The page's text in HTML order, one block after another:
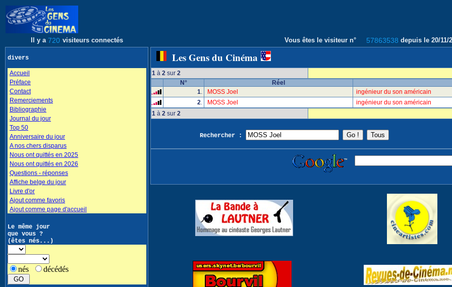
Il y a 720 visiteurs connectés Vous êtes le visiteur n° 57863538 depuis le 20/11/
divers
Accueil
Préface
Contact
Remerciements
Bibliographie
Journal du jour
Top 50
Anniversaire du jour
A nos chers disparus
Nous ont quittés en 2025
Nous ont quittés en 2026
Questions - réponses
Affiche belge du jour
Livre d'or
Ajout comme favoris
Ajout comme page d'accueil
Le même jour
que vous ?
(êtes nés...)
nés décédés
Les Gens du Cinéma
1 à 2 sur 2
N°
Réel
1. MOSS Joel
ingénieur du son américain
2. MOSS Joel
ingénieur du son américain
1 à 2 sur 2
Rechercher :